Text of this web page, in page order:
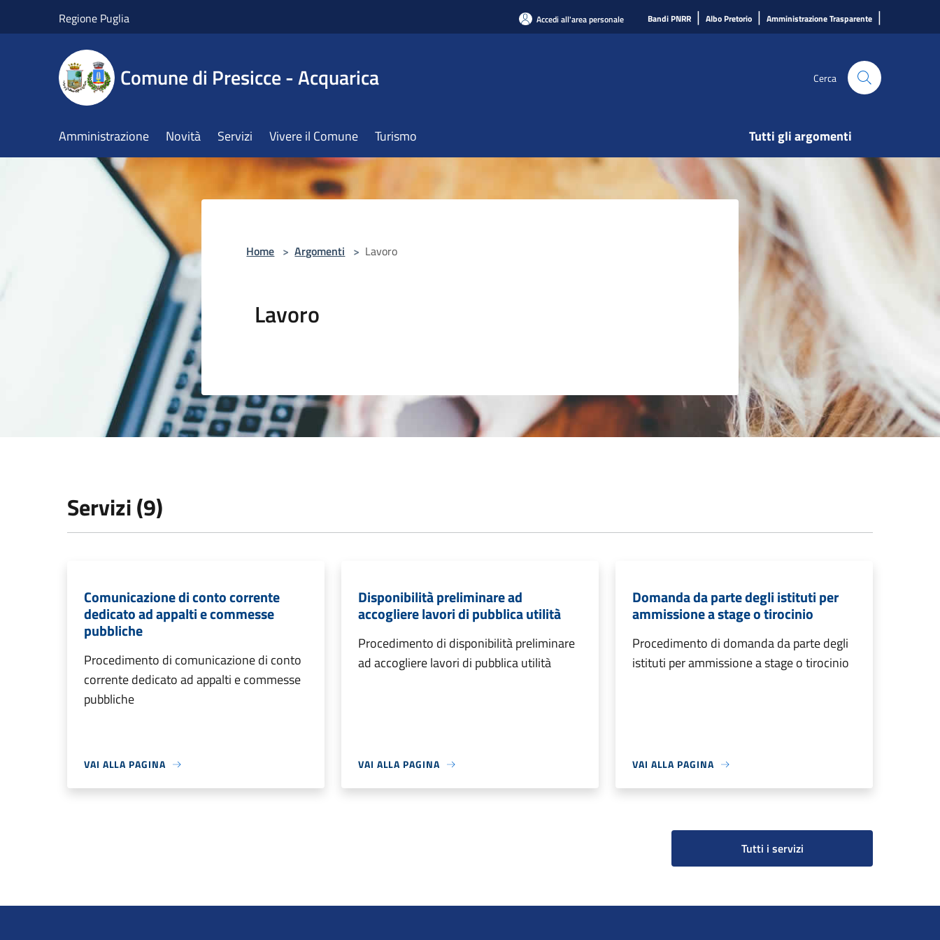
Regione Puglia Accedi all'area personale Bandi PNRR | Albo Pretorio | Amministrazione Trasparente |
Comune di Presicce - Acquarica Cerca
Amministrazione Novità Servizi Vivere il Comune Turismo Tutti gli argomenti
Home > Argomenti > Lavoro
Lavoro
Servizi (9)
Comunicazione di conto corrente
dedicato ad appalti e commesse
pubbliche
Procedimento di comunicazione di conto
corrente dedicato ad appalti e commesse
pubbliche
VAI ALLA PAGINA
Disponibilità preliminare ad
accogliere lavori di pubblica utilità
Procedimento di disponibilità preliminare
ad accogliere lavori di pubblica utilità
VAI ALLA PAGINA
Domanda da parte degli istituti per
ammissione a stage o tirocinio
Procedimento di domanda da parte degli
istituti per ammissione a stage o tirocinio
VAI ALLA PAGINA
Tutti i servizi